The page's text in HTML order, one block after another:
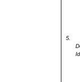
5.